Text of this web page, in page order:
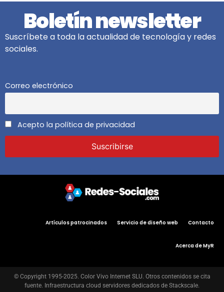
Boletín newsletter
Suscríbete a toda la actualidad de tecnología y redes
sociales.
Correo electrónico
Acepto la política de privacidad
Artículos patrocinados Servicio de diseño web Contacto
Acerca de MyR
© Copyright 1995-2025. Color Vivo Internet SLU. Otros contenidos se cita
fuente. Infraestructura cloud servidores dedicados de Stackscale.